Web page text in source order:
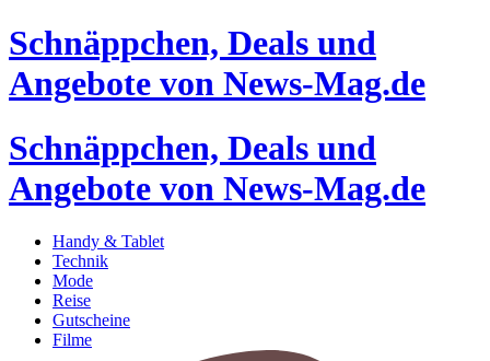
Schnäppchen, Deals und
Angebote von News-Mag.de
Schnäppchen, Deals und
Angebote von News-Mag.de
Handy & Tablet
Technik
Mode
Reise
Gutscheine
Filme